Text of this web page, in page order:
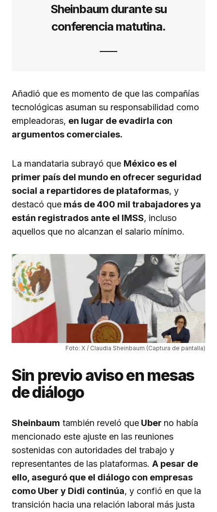
Sheinbaum durante su
conferencia matutina.
Añadió que es momento de que las compañías
tecnológicas asuman su responsabilidad como
empleadoras, en lugar de evadirla con
argumentos comerciales.
La mandataria subrayó que México es el
primer país del mundo en ofrecer seguridad
social a repartidores de plataformas, y
destacó que más de 400 mil trabajadores ya
están registrados ante el IMSS, incluso
aquellos que no alcanzan el salario mínimo.
Foto: X / Claudia Sheinbaum (Captura de pantalla)
Sin previo aviso en mesas
de diálogo
Sheinbaum también reveló que Uber no había
mencionado este ajuste en las reuniones
sostenidas con autoridades del trabajo y
representantes de las plataformas. A pesar de
ello, aseguró que el diálogo con empresas
como Uber y Didi continúa, y confió en que la
transición hacia una relación laboral más justa